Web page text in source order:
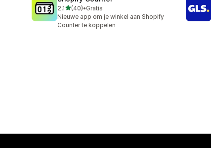
2,1van 5 sterren
(40)
40 recensies in totaal
•Gratis
Nieuwe app om je winkel aan Shopify
Counter te koppelen